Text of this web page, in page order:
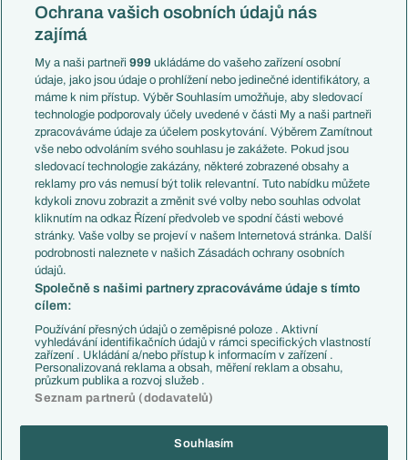
Mistrovství světa
Liga národů
Témata
Představení týmů MS
EuroSkauting
PL v kostce
Evropské koeficienty
Přestupy
Přestupové spekulace
Zranění
Kluby
Arsenal FC
Chelsea FC
Manchester United
AC Milán
Juventus FC
Bayern Mnichov
FC Barcelona
Real Madrid
Česko
Francie
Itálie
Německo
Španělsko
Argentina
Brazílie
Přestupy
Zápasy
Livescore
Tipovací soutěž
Ochrana vašich osobních údajů nás
zajímá
My a naši partneři999 ukládáme do vašeho zařízení osobní
údaje, jako jsou údaje o prohlížení nebo jedinečné identifikátory, a
máme k nim přístup. Výběr Souhlasím umožňuje, aby sledovací
technologie podporovaly účely uvedené v části My a naši partneři
zpracováváme údaje za účelem poskytování. Výběrem Zamítnout
vše nebo odvoláním svého souhlasu je zakážete. Pokud jsou
sledovací technologie zakázány, některé zobrazené obsahy a
reklamy pro vás nemusí být tolik relevantní. Tuto nabídku můžete
kdykoli znovu zobrazit a změnit své volby nebo souhlas odvolat
kliknutím na odkaz Řízení předvoleb ve spodní části webové
stránky. Vaše volby se projeví v našem Internetová stránka. Další
podrobnosti naleznete v našich Zásadách ochrany osobních
údajů.
Společně s našimi partnery zpracováváme údaje s tímto
cílem:
Používání přesných údajů o zeměpisné poloze . Aktivní
vyhledávání identifikačních údajů v rámci specifických vlastností
zařízení . Ukládání a/nebo přístup k informacím v zařízení .
Personalizovaná reklama a obsah, měření reklam a obsahu,
průzkum publika a rozvoj služeb .
Seznam partnerů (dodavatelů)
Souhlasím